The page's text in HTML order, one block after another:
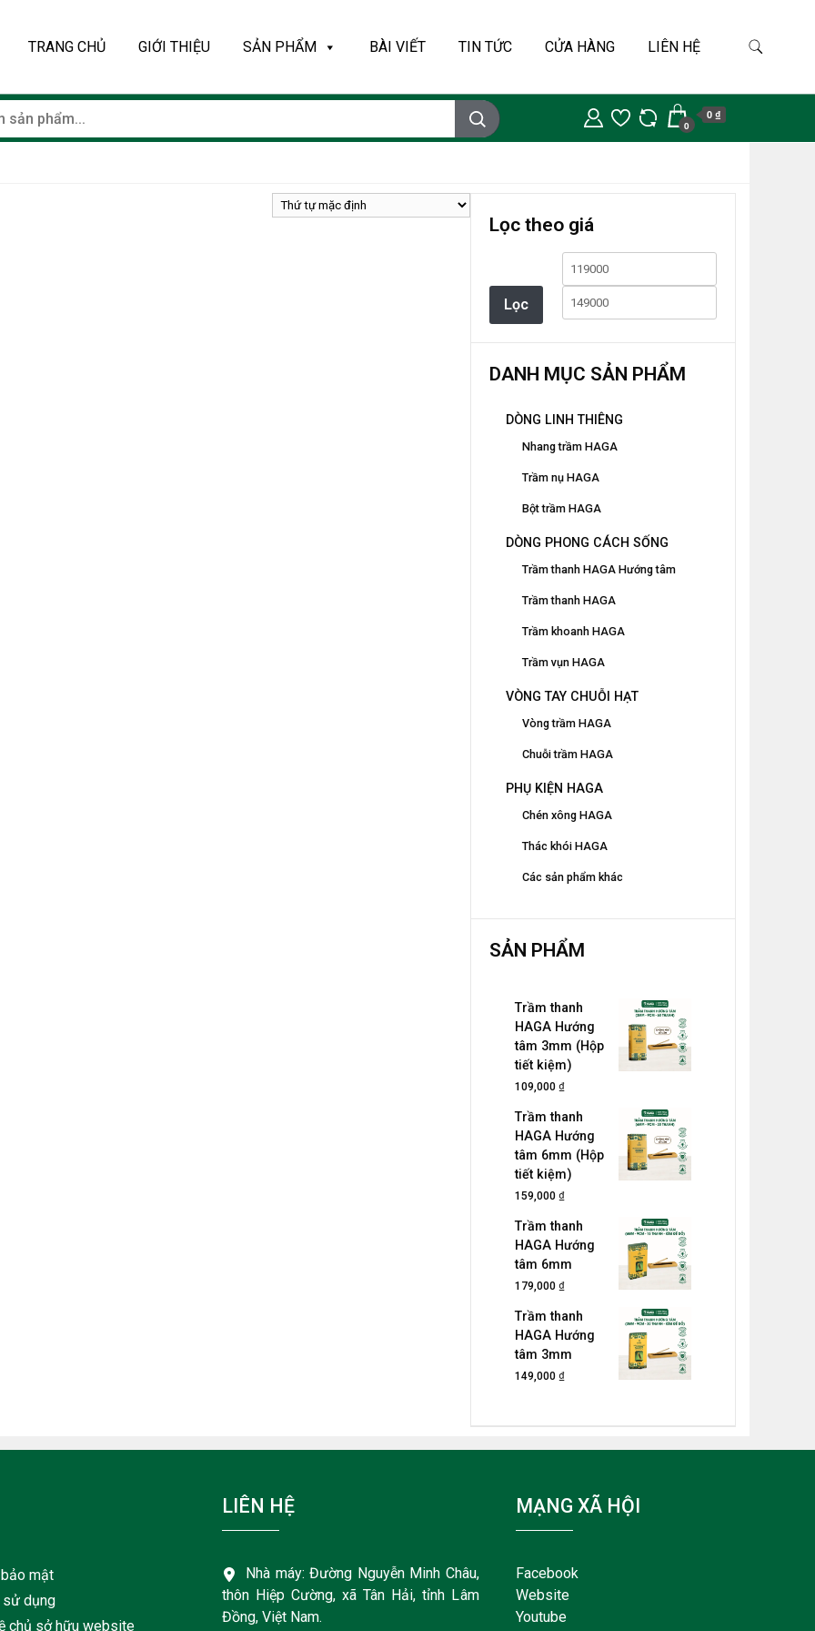
TRANG CHỦ GIỚI THIỆU SẢN PHẨM BÀI VIẾT TIN TỨC CỬA HÀNG LIÊN HỆ
0
0 ₫
Lọc theo giá
Giá
thấp
Lọc
DANH MỤC SẢN PHẨM
DÒNG LINH THIÊNG
Nhang trầm HAGA
Trầm nụ HAGA
Bột trầm HAGA
DÒNG PHONG CÁCH SỐNG
Trầm thanh HAGA Hướng tâm
Trầm thanh HAGA
Trầm khoanh HAGA
Trầm vụn HAGA
VÒNG TAY CHUỖI HẠT
Vòng trầm HAGA
Chuỗi trầm HAGA
PHỤ KIỆN HAGA
Chén xông HAGA
Thác khói HAGA
Các sản phẩm khác
SẢN PHẨM
Trầm thanh
HAGA Hướng
tâm 3mm (Hộp
tiết kiệm)
109,000 ₫
Trầm thanh
HAGA Hướng
tâm 6mm (Hộp
tiết kiệm)
159,000 ₫
Trầm thanh
HAGA Hướng
tâm 6mm
179,000 ₫
Trầm thanh
HAGA Hướng
tâm 3mm
149,000 ₫
mật
dụng
chủ sở hữu website
LIÊN HỆ
Nhà máy: Đường Nguyễn Minh Châu,
thôn Hiệp Cường, xã Tân Hải, tỉnh Lâm
Đồng, Việt Nam.
MẠNG XÃ HỘI
Facebook
Website
Youtube